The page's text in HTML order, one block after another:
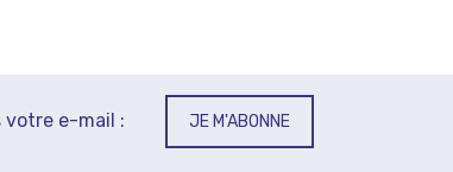
votre e-mail : JE M'ABONNE